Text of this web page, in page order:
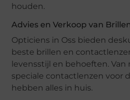
houden.
Advies en Verkoop van
Opticiens in Oss bieden
beste brillen en
levensstijl en behoeften.
speciale contactlenzen voor
hebben alles in huis.